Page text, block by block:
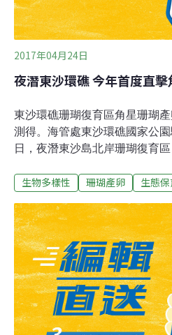
2017年04月24日
夜潛東沙環礁 今年首度直
東沙環礁珊瑚復育區角星珊瑚
測得。海管處東沙環礁國家公
日，夜潛東沙島北岸珊瑚復育
精卵束等橘色顆粒，為今年當
卵，由墾管處委託水中攝影專
家公園管理處副處長呂志廣說
南方墾丁早幾天，多在農曆3月
23日「媽祖生」前後），為迎
月中開始持續觀察水溫變化並監
生物多樣性 珊瑚產卵 生態